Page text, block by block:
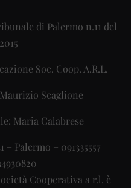
di Palermo n.11 del
Soc. Coop. A.R.L.
Scaglione
Maria Calabrese
– Palermo – 091335557
Cooperativa a r.l. è